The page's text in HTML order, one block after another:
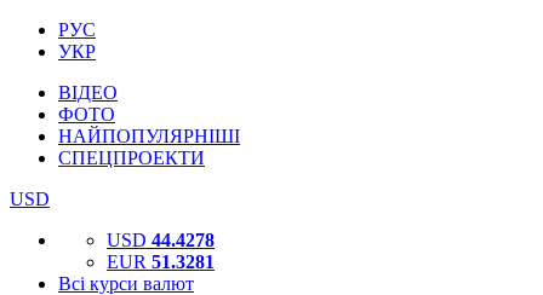
РУС
УКР
ВІДЕО
ФОТО
НАЙПОПУЛЯРНІШІ
СПЕЦПРОЕКТИ
USD
USD 44.4278
EUR 51.3281
Всі курси валют